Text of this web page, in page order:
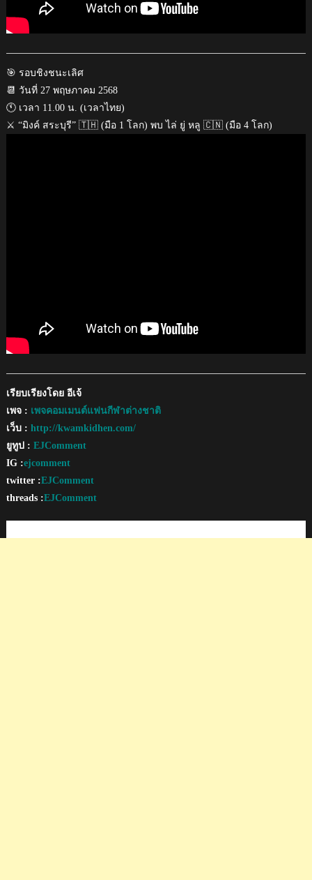
🎯 รอบชิงชนะเลิศ
📆 วันที่ 27 พฤษภาคม 2568
🕚 เวลา 11.00 น. (เวลาไทย)
⚔️ “มิงค์ สระบุรี” 🇹🇭 (มือ 1 โลก) พบ ไล่ ยู่ หลู 🇨🇳 (มือ 4 โลก)
เรียบเรียงโดย อีเจ้
เพจ : เพจคอมเมนต์แฟนกีฬาต่างชาติ
เว็บ : http://kwamkidhen.com/
ยูทูป : EJComment
IG :ejcomment
twitter :EJComment
threads :EJComment